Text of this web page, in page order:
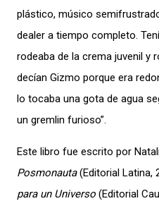
plástico, músico
dealer a tiempo completo.
rodeaba de la crema juvenil y
decían Gizmo porque era
lo tocaba una gota de agua
un gremlin furioso”.
Este libro fue escrito por
Posmonauta(Editorial Latina,
para un Universo (Editorial